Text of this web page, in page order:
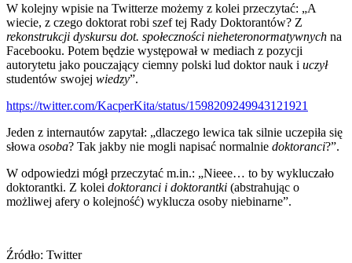
W kolejny wpisie na Twitterze możemy z kolei przeczytać: „A
wiecie, z czego doktorat robi szef tej Rady Doktorantów? Z
rekonstrukcji dyskursu dot. społeczności nieheteronormatywnych na
Facebooku. Potem będzie występował w mediach z pozycji
autorytetu jako pouczający ciemny polski lud doktor nauk i uczył
studentów swojej wiedzy”.
https://twitter.com/KacperKita/status/1598209249943121921
Jeden z internautów zapytał: „dlaczego lewica tak silnie uczepiła się
słowa osoba? Tak jakby nie mogli napisać normalnie doktoranci?”.
W odpowiedzi mógł przeczytać m.in.: „Nieee… to by wykluczało
doktorantki. Z kolei doktoranci i doktorantki (abstrahując o
możliwej afery o kolejność) wyklucza osoby niebinarne”.
Źródło: Twitter